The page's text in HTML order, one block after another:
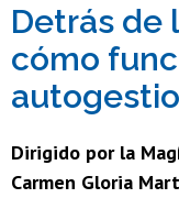
Detrás de
cómo
Dirigido por la
Carmen Gloria